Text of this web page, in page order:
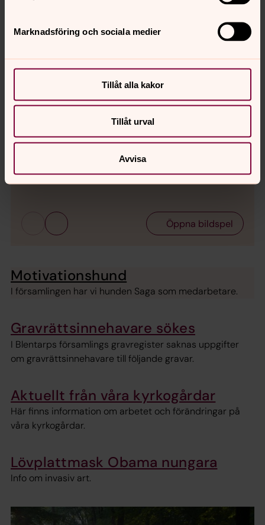
Marknadsföring och sociala medier
Tillåt alla kakor
Tillåt urval
Avvisa
Trivselkören allsångsgudstjänst 17 maj 2026
Bild
Öppna bildspel
Motivationshund
I församlingen har vi hunden Saga som medarbetare.
Gravrättsinnehavare sökes
I Blentarps församlings gravregister saknas uppgifter
om gravrättsinnehavare till följande gravar.
Aktuellt från våra kyrkogårdar
Här finns information om arbetet och förändringar på
våra kyrkogårdar.
Lövplattmask Obama nungara
Info om invasiv art.